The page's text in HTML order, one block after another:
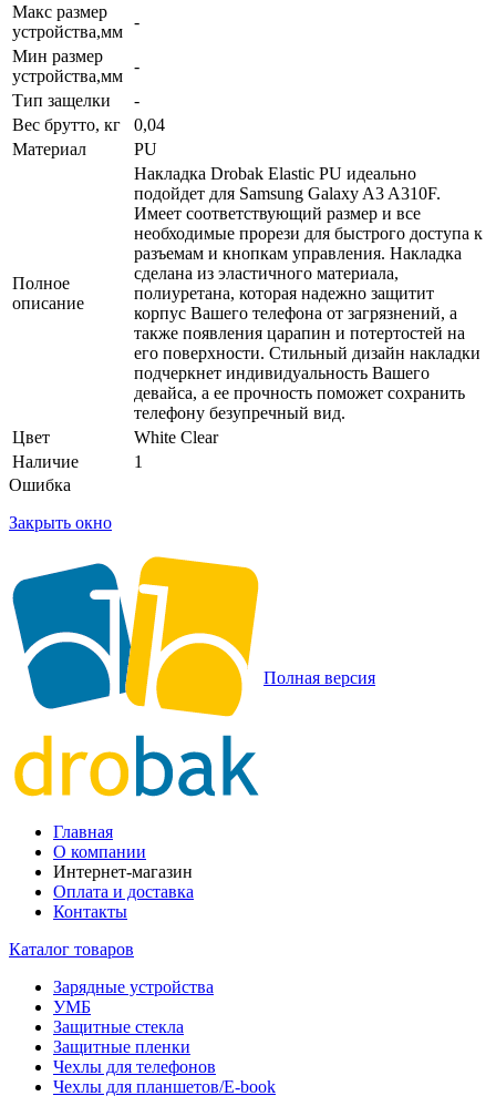
Макс размер
устройства,мм
-
Мин размер
устройства,мм
-
Тип защелки
-
Вес брутто, кг
0,04
Материал
PU
Полное
описание
Накладка Drobak Elastic PU идеально
подойдет для Samsung Galaxy A3 A310F.
Имеет соответствующий размер и все
необходимые прорези для быстрого доступа к
разъемам и кнопкам управления. Накладка
сделана из эластичного материала,
полиуретана, которая надежно защитит
корпус Вашего телефона от загрязнений, а
также появления царапин и потертостей на
его поверхности. Стильный дизайн накладки
подчеркнет индивидуальность Вашего
девайса, а ее прочность поможет сохранить
телефону безупречный вид.
Цвет
White Clear
Наличие
1
Ошибка
Закрыть окно
Полная версия
Главная
О компании
Интернет-магазин
Оплата и доставка
Контакты
Каталог товаров
Зарядные устройства
УМБ
Защитные стекла
Защитные пленки
Чехлы для телефонов
Чехлы для планшетов/E-book